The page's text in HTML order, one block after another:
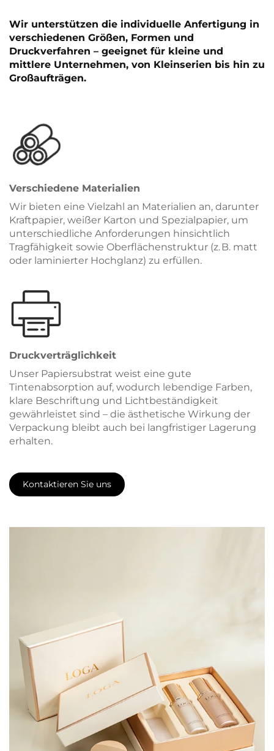
Wir unterstützen die individuelle Anfertigung in
verschiedenen Größen, Formen und
Druckverfahren – geeignet für kleine und
mittlere Unternehmen, von Kleinserien bis hin zu
Großaufträgen.
Verschiedene Materialien
Wir bieten eine Vielzahl an Materialien an, darunter
Kraftpapier, weißer Karton und Spezialpapier, um
unterschiedliche Anforderungen hinsichtlich
Tragfähigkeit sowie Oberflächenstruktur (z. B. matt
oder laminierter Hochglanz) zu erfüllen.
Druckverträglichkeit
Unser Papiersubstrat weist eine gute
Tintenabsorption auf, wodurch lebendige Farben,
klare Beschriftung und Lichtbeständigkeit
gewährleistet sind – die ästhetische Wirkung der
Verpackung bleibt auch bei langfristiger Lagerung
erhalten.
Kontaktieren Sie uns